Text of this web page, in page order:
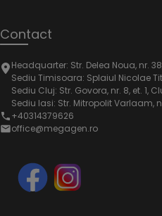
Contact
Headquarter: Str. Delea Noua, nr.
Sediu Timisoara: Splaiul Nicolae
Sediu Cluj: Str. Govora, nr. 8, et. 1,
Sediu Iasi: Str. Mitropolit Varlaam,
+40314379626
office@megagen.ro